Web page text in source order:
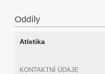
Oddíly
Atletika
KONTAKTNÍ ÚDAJE